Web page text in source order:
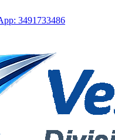
3491733486